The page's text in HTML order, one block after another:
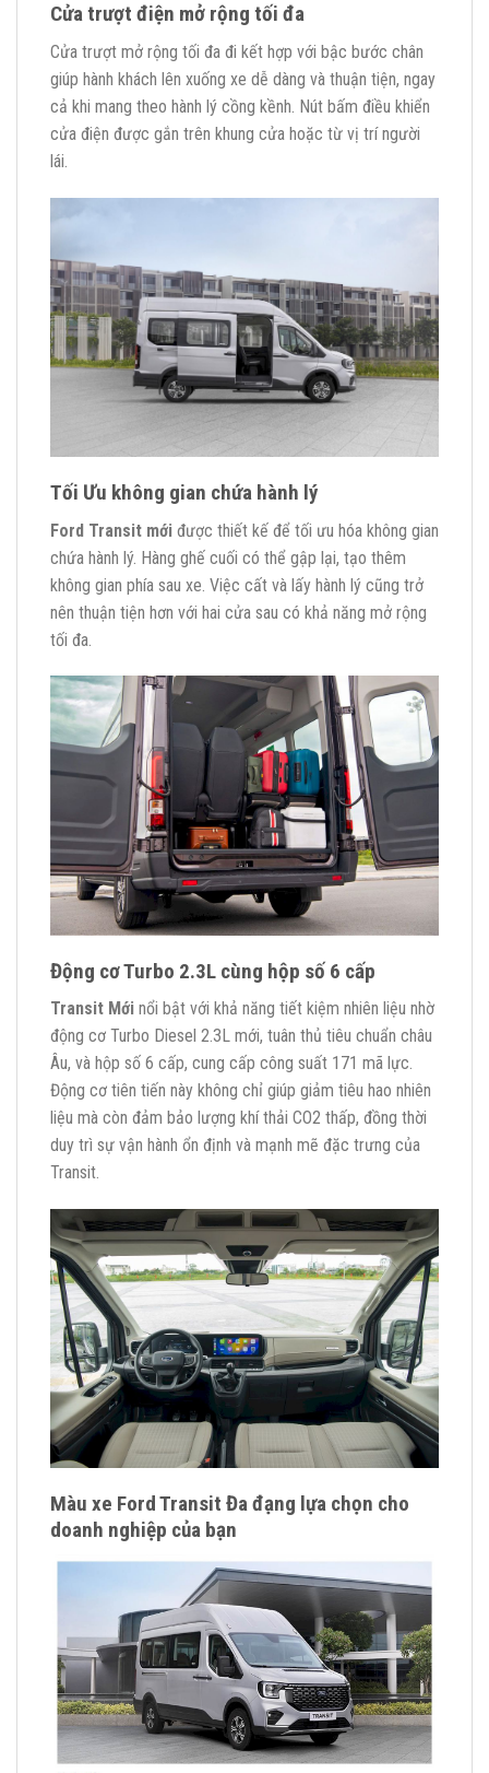
Cửa trượt điện mở rộng tối đa
Cửa trượt mở rộng tối đa đi kết hợp với bậc bước chân
giúp hành khách lên xuống xe dễ dàng và thuận tiện, ngay
cả khi mang theo hành lý cồng kềnh. Nút bấm điều khiển
cửa điện được gắn trên khung cửa hoặc từ vị trí người
lái.
Tối Ưu không gian chứa hành lý
Ford Transit mới được thiết kế để tối ưu hóa không gian
chứa hành lý. Hàng ghế cuối có thể gập lại, tạo thêm
không gian phía sau xe. Việc cất và lấy hành lý cũng trở
nên thuận tiện hơn với hai cửa sau có khả năng mở rộng
tối đa.
Động cơ Turbo 2.3L cùng hộp số 6 cấp
Transit Mới nổi bật với khả năng tiết kiệm nhiên liệu nhờ
động cơ Turbo Diesel 2.3L mới, tuân thủ tiêu chuẩn châu
Âu, và hộp số 6 cấp, cung cấp công suất 171 mã lực.
Động cơ tiên tiến này không chỉ giúp giảm tiêu hao nhiên
liệu mà còn đảm bảo lượng khí thải CO2 thấp, đồng thời
duy trì sự vận hành ổn định và mạnh mẽ đặc trưng của
Transit.
Màu xe Ford Transit Đa đạng lựa chọn cho
doanh nghiệp của bạn